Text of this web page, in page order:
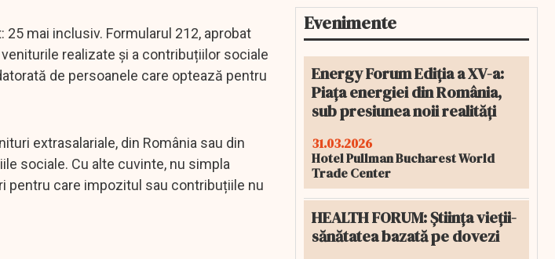
mai inclusiv. Formularul 212, aprobat
realizate și a contribuțiilor sociale
de persoanele care optează pentru
extrasalariale, din România sau din
sociale. Cu alte cuvinte, nu simpla
pentru care impozitul sau contribuțiile nu
Evenimente
Energy Forum Ediția a XV-a:
Piața energiei din România,
sub presiunea noii realități
31.03.2026
Hotel Pullman Bucharest World
Trade Center
HEALTH FORUM: Știința vieții-
sănătatea bazată pe dovezi